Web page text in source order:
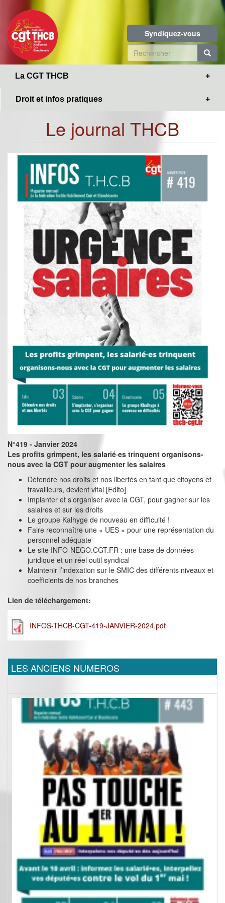
contenu
principal
Syndiquez-vous
Formulaire
de
La CGT THCB
Droit et infos pratiques
Le journal THCB
N°419 - Janvier 2024
Les profits grimpent, les salarié·es trinquent organisons-
nous avec la CGT pour augmenter les salaires
Défendre nos droits et nos libertés en tant que citoyens et
travailleurs, devient vital [Edito]
Implanter et s’organiser avec la CGT, pour gagner sur les
salaires et sur les droits
Le groupe Kalhyge de nouveau en difficulté !
Faire reconnaître une « UES » pour une représentation du
personnel adéquate
Le site INFO-NEGO.CGT.FR : une base de données
juridique et un réel outil syndical
Maintenir l’indexation sur le SMIC des différents niveaux et
coefficients de nos branches
Lien de téléchargement:
INFOS-THCB-CGT-419-JANVIER-2024.pdf
LES ANCIENS NUMEROS